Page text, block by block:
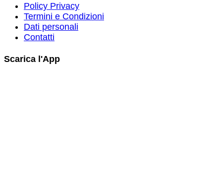
Policy Privacy
Termini e Condizioni
Dati personali
Contatti
Scarica l'App